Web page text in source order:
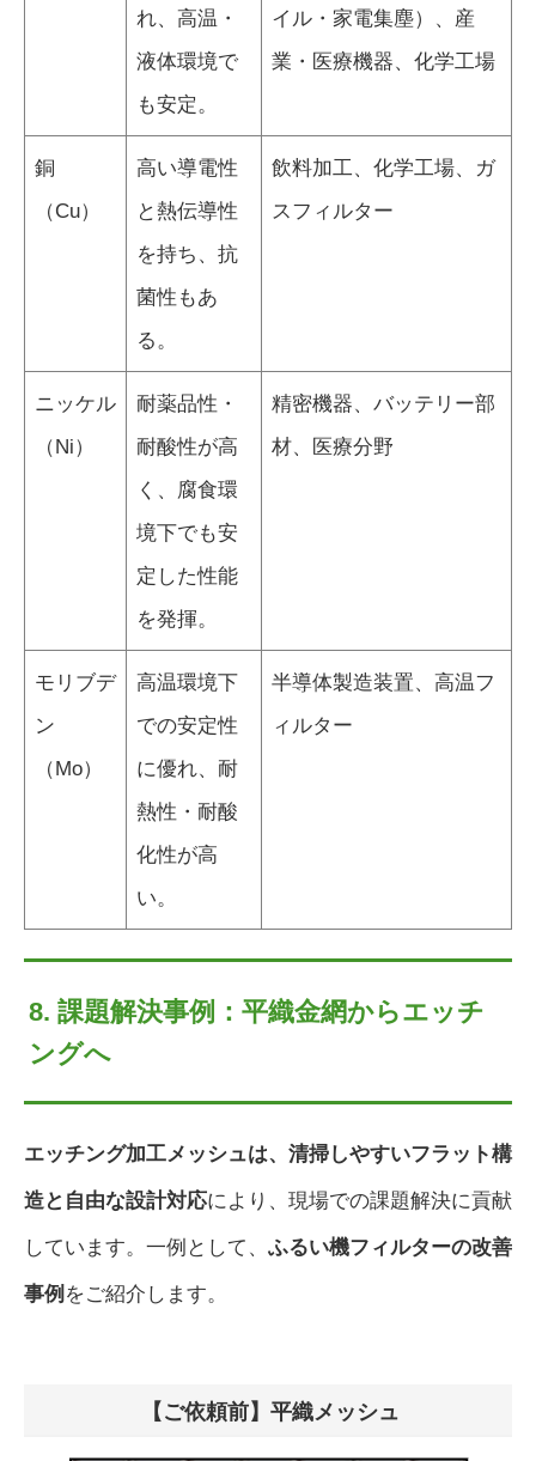
れ、高温・
液体環境で
も安定。
イル・家電集塵）、産
業・医療機器、化学工場
銅
（Cu）
高い導電性
と熱伝導性
を持ち、抗
菌性もあ
る。
飲料加工、化学工場、ガ
スフィルター
ニッケル
（Ni）
耐薬品性・
耐酸性が高
く、腐食環
境下でも安
定した性能
を発揮。
精密機器、バッテリー部
材、医療分野
モリブデ
ン
（Mo）
高温環境下
での安定性
に優れ、耐
熱性・耐酸
化性が高
い。
半導体製造装置、高温フ
ィルター
8. 課題解決事例：平織金網からエッチ
ングへ
エッチング加工メッシュは、清掃しやすいフラット構
造と自由な設計対応により、現場での課題解決に貢献
しています。一例として、 ふるい機フィルターの改善
事例 をご紹介します。
【ご依頼前】平織メッシュ